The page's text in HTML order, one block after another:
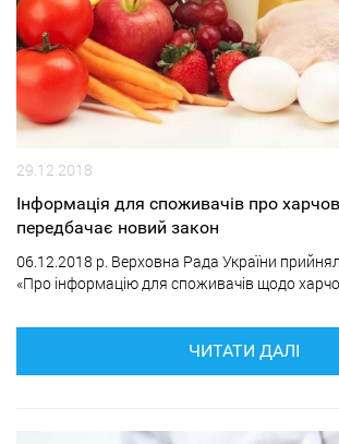
29.12.2018
Інформація для споживачів про
передбачає новий закон
06.12.2018 р. Верховна Рада України
«Про інформацію для споживачів щодо
ЧИТАТИ ДАЛІ